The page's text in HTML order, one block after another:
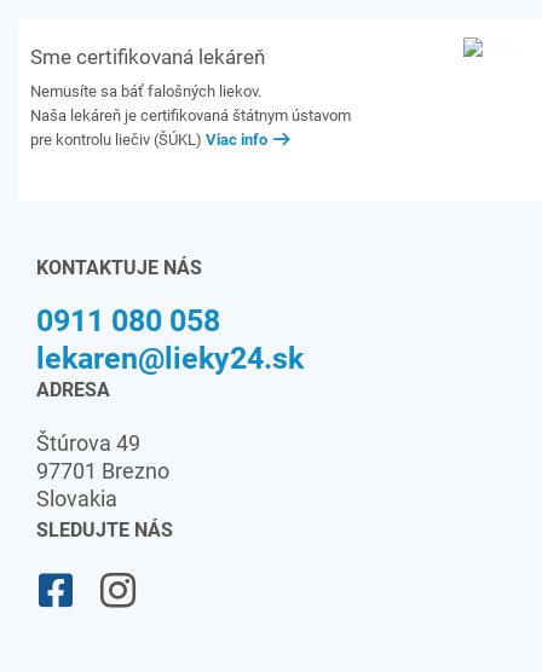
Sme certifikovaná lekáreň
Nemusíte sa báť falošných liekov.
Naša lekáreň je certifikovaná štátnym ústavom
pre kontrolu liečiv (ŠÚKL) Viac info
KONTAKTUJE NÁS
0911 080 058
lekaren@lieky24.sk
ADRESA
Štúrova 49
97701 Brezno
Slovakia
SLEDUJTE NÁS